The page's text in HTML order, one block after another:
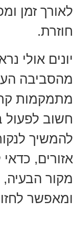
לאורך זמן
חוזרת.
יונים אולי
מהסביבה
מתמקמות
חשוב
להמשיך
אזורים,
מקור
ומאפשר